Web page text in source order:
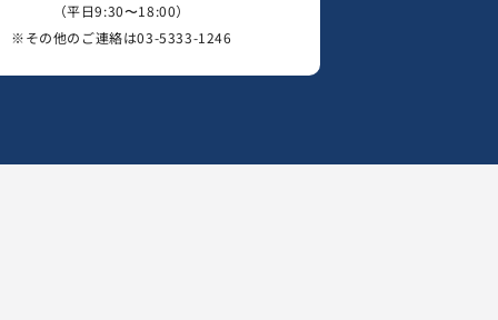
（平日9:30〜18:00）
※その他のご連絡は03-5333-1246